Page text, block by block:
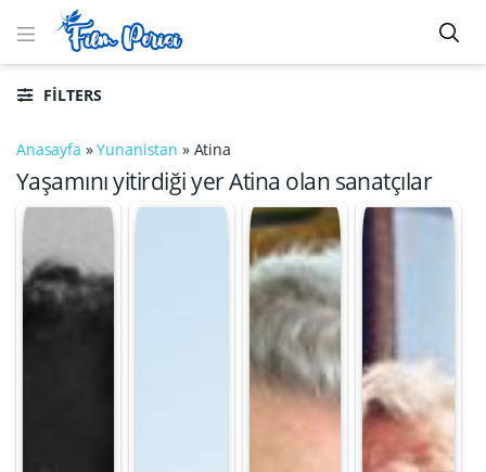
FILTERS
Anasayfa »Yunanistan » Atina
Yaşamını yitirdiği yer Atina olan sanatçılar